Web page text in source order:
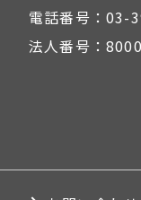
電話番号： 03-
法人番号：